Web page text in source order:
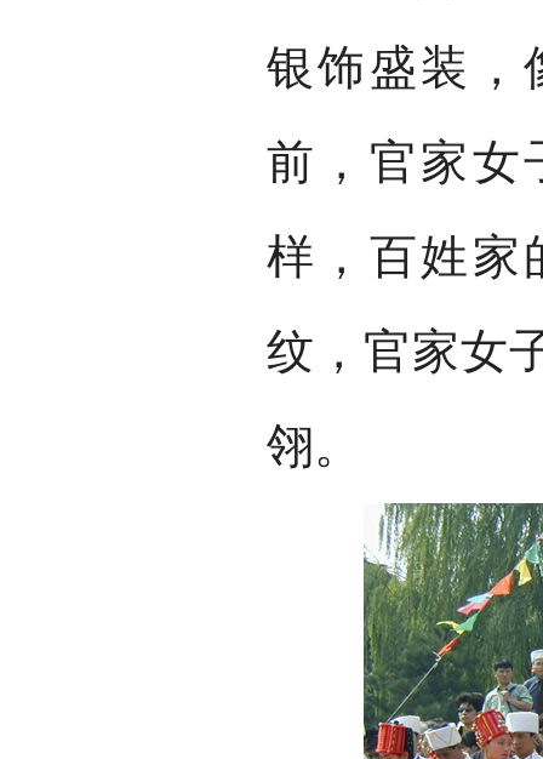
银饰盛装，
前，官家女
样，百姓家
纹，官家女
翎。